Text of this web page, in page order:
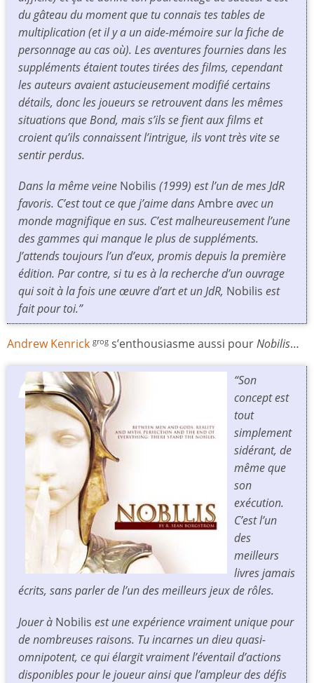
du gâteau du moment que tu connais tes tables de
multiplication (et il y a un aide-mémoire sur la fiche de
personnage au cas où). Les aventures fournies dans les
suppléments étaient toutes tirées des films, cependant
les auteurs avaient astucieusement modifié certains
détails, donc les joueurs se retrouvent dans les mêmes
situations que Bond, mais s’ils se fient aux films et
croient qu’ils connaissent l’intrigue, ils vont très vite se
sentir perdus.
Dans la même veine Nobilis (1999) est l’un de mes JdR
favoris. C’est tout ce que j’aime dansAmbreavec un
monde magnifique en sus. C’est malheureusement l’une
des gammes qui manque le plus de suppléments.
J’attends toujours l’un d’eux, promis depuis la première
édition. Par contre, si tu es à la recherche d’un ouvrage
qui soit à la fois une œuvre d’art et un JdR, Nobilis est
fait pour toi.”
Andrew Kenrick grog s’enthousiasme aussi pourNobilis…
“Son
concept est
tout
simplement
sidérant, de
même que
son
exécution.
C’est l’un
des
meilleurs
livres jamais
écrits, sans parler de l’un des meilleurs jeux de rôles.
Jouer à Nobilis est une expérience vraiment unique pour
de nombreuses raisons. Tu incarnes un dieu quasi-
omnipotent, ce qui élargit vraiment l’éventail d’actions
disponibles pour le joueur ainsi que l’ampleur des défis